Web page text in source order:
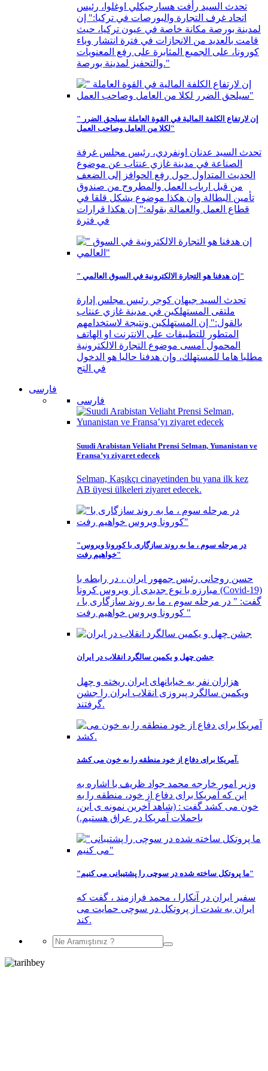
تحدث السيد رأفت هسارجيكلي اوغلوا، رئيس
اتحاد غرف التجارة والبورصات في تركيا:" إن
لمدينة بورصة مكانة خاصة في عيون تركيا، حيث
قامت بالعديد من الانجازات في فترة انتشار وباء
كورونا، على الجميع المثابرة على رفع المعنويات
والتحفيز لمدينة بورصة."
" إن لارتفاع الكلفة المالية في القوة العاملة سيلحق الضرر
لكلا من العامل وصاحب العمل"
تحدث السيد عدنان اونفردي، رئيس مجلس غرفة
الصناعة في مدينة غازي عنتاب عن موضوع
الحديث المتداول حول رفع الحوافز إلى الضعف
من قبل ارباب العمل والمطروح من صندوق
تأمين البطالة وإن هكذا موضوع يشكل قلقا في
قطاع العمل والعمالة بقوله:" إن هكذا قرارات
في فترة
" إن هدفنا هو التجارة الالكترونية في السوق العالمي"
تحدث السيد جيهان كوجر رئيس مجلس إدارة
ملتقى المستهلكين في مدينة غازي عنتاب
بالقول:" إن المستهلكين ونتيجة لاستخدامهم
المتطور للتطبيقات على الانترنت او الهاتف
المحمول أمسى موضوع التجارة الالكترونية
مطلبا هاما للمستهلك، وإن هدفنا حاليا هو الدخول
في التج
فارسی
فارسی
Suudi Arabistan Veliaht Prensi Selman, Yunanistan ve
Fransa’yı ziyaret edecek
Selman, Kaşıkçı cinayetinden bu yana ilk kez
AB üyesi ülkeleri ziyaret edecek.
"در مرحله سوم ، ما به روند سازگاری با کورونا ویروس
خواهیم رفت"
حسن روحانی رئیس جمهور ایران ، در رابطه با
مبارزه با نوع جدیدی از ویروس کرونا (Covid-19)
، گفت: " در مرحله سوم ، ما به روند سازگاری با
کورونا ویروس خواهیم رفت "
جشن چهل و یکمین سالگرد انقلاب در ایران
هزاران نفر به خیابانهای ایران ریخته و چهل
ویکمین سالگرد پیروزی انقلاب ایران را جشن
گرفتند.
آمریکا برای دفاع از خود منطقه را به خون می کشد.
وزیر امور خارجه محمد جواد ظریف با اشاره به
این که آمریکا برای دفاع از خود، منطقه را به
خون می کشد گفت : (شاهد آخرین نمونه ی این،
باحملات آمریکا در عراق هستیم.)
"ما پروتکل ساخته شده در سوچی را پشتیبانی می کنیم"
سفیر ایران در آنکارا ، محمد فرازمند ، گفت که
ایران به شدت از پروتکل در سوچی حمایت می
کند.